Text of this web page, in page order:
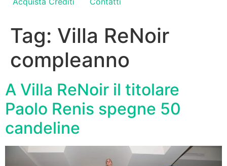
Tag: Villa ReNoir
compleanno
A Villa ReNoir il titolare
Paolo Renis spegne 50
candeline